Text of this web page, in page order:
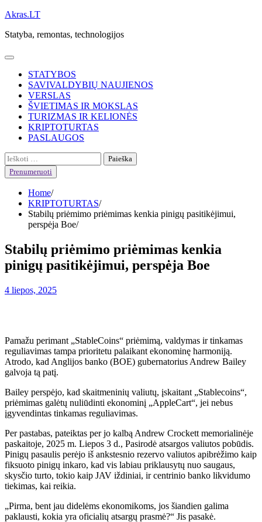
Skip
content
Akras.LT
Statyba, remontas, technologijos
STATYBOS
SAVIVALDYBIŲ NAUJIENOS
VERSLAS
ŠVIETIMAS IR MOKSLAS
TURIZMAS IR KELIONĖS
KRIPTOTURTAS
PASLAUGOS
Ieškoti:
Prenumeruoti
Home
KRIPTOTURTAS
Stabilų priėmimo priėmimas kenkia pinigų pasitikėjimui,
perspėja Boe
Stabilų priėmimo priėmimas kenkia
pinigų pasitikėjimui, perspėja Boe
4 liepos, 2025
Pamažu perimant „StableCoins“ priėmimą, valdymas ir tinkamas
reguliavimas tampa prioritetu palaikant ekonominę harmoniją.
Atrodo, kad Anglijos banko (BOE) gubernatorius Andrew Bailey
galvoja tą patį.
Bailey perspėjo, kad skaitmeninių valiutų, įskaitant „Stablecoins“,
priėmimas galėtų nuliūdinti ekonominį „AppleCart“, jei nebus
įgyvendintas tinkamas reguliavimas.
Per pastabas, pateiktas per jo kalbą Andrew Crockett memorialinėje
paskaitoje, 2025 m. Liepos 3 d., Pasirodė atsargos valiutos pobūdis.
Pinigų pasaulis perėjo iš ankstesnio rezervo valiutos apibrėžimo kaip
fiksuoto pinigų inkaro, kad vis labiau priklausytų nuo saugaus,
skysčio turto, tokio kaip JAV iždiniai, ir centrinio banko likvidumo
tiekimas, kai reikia.
„Pirma, bent jau didelėms ekonomikoms, jos šiandien galima
paklausti, kokia yra oficialių atsargų prasmė?“ Jis pasakė.